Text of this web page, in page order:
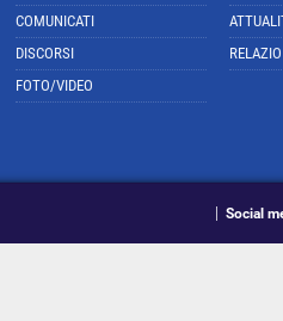
COMUNICATI
DISCORSI
FOTO/VIDEO
Social